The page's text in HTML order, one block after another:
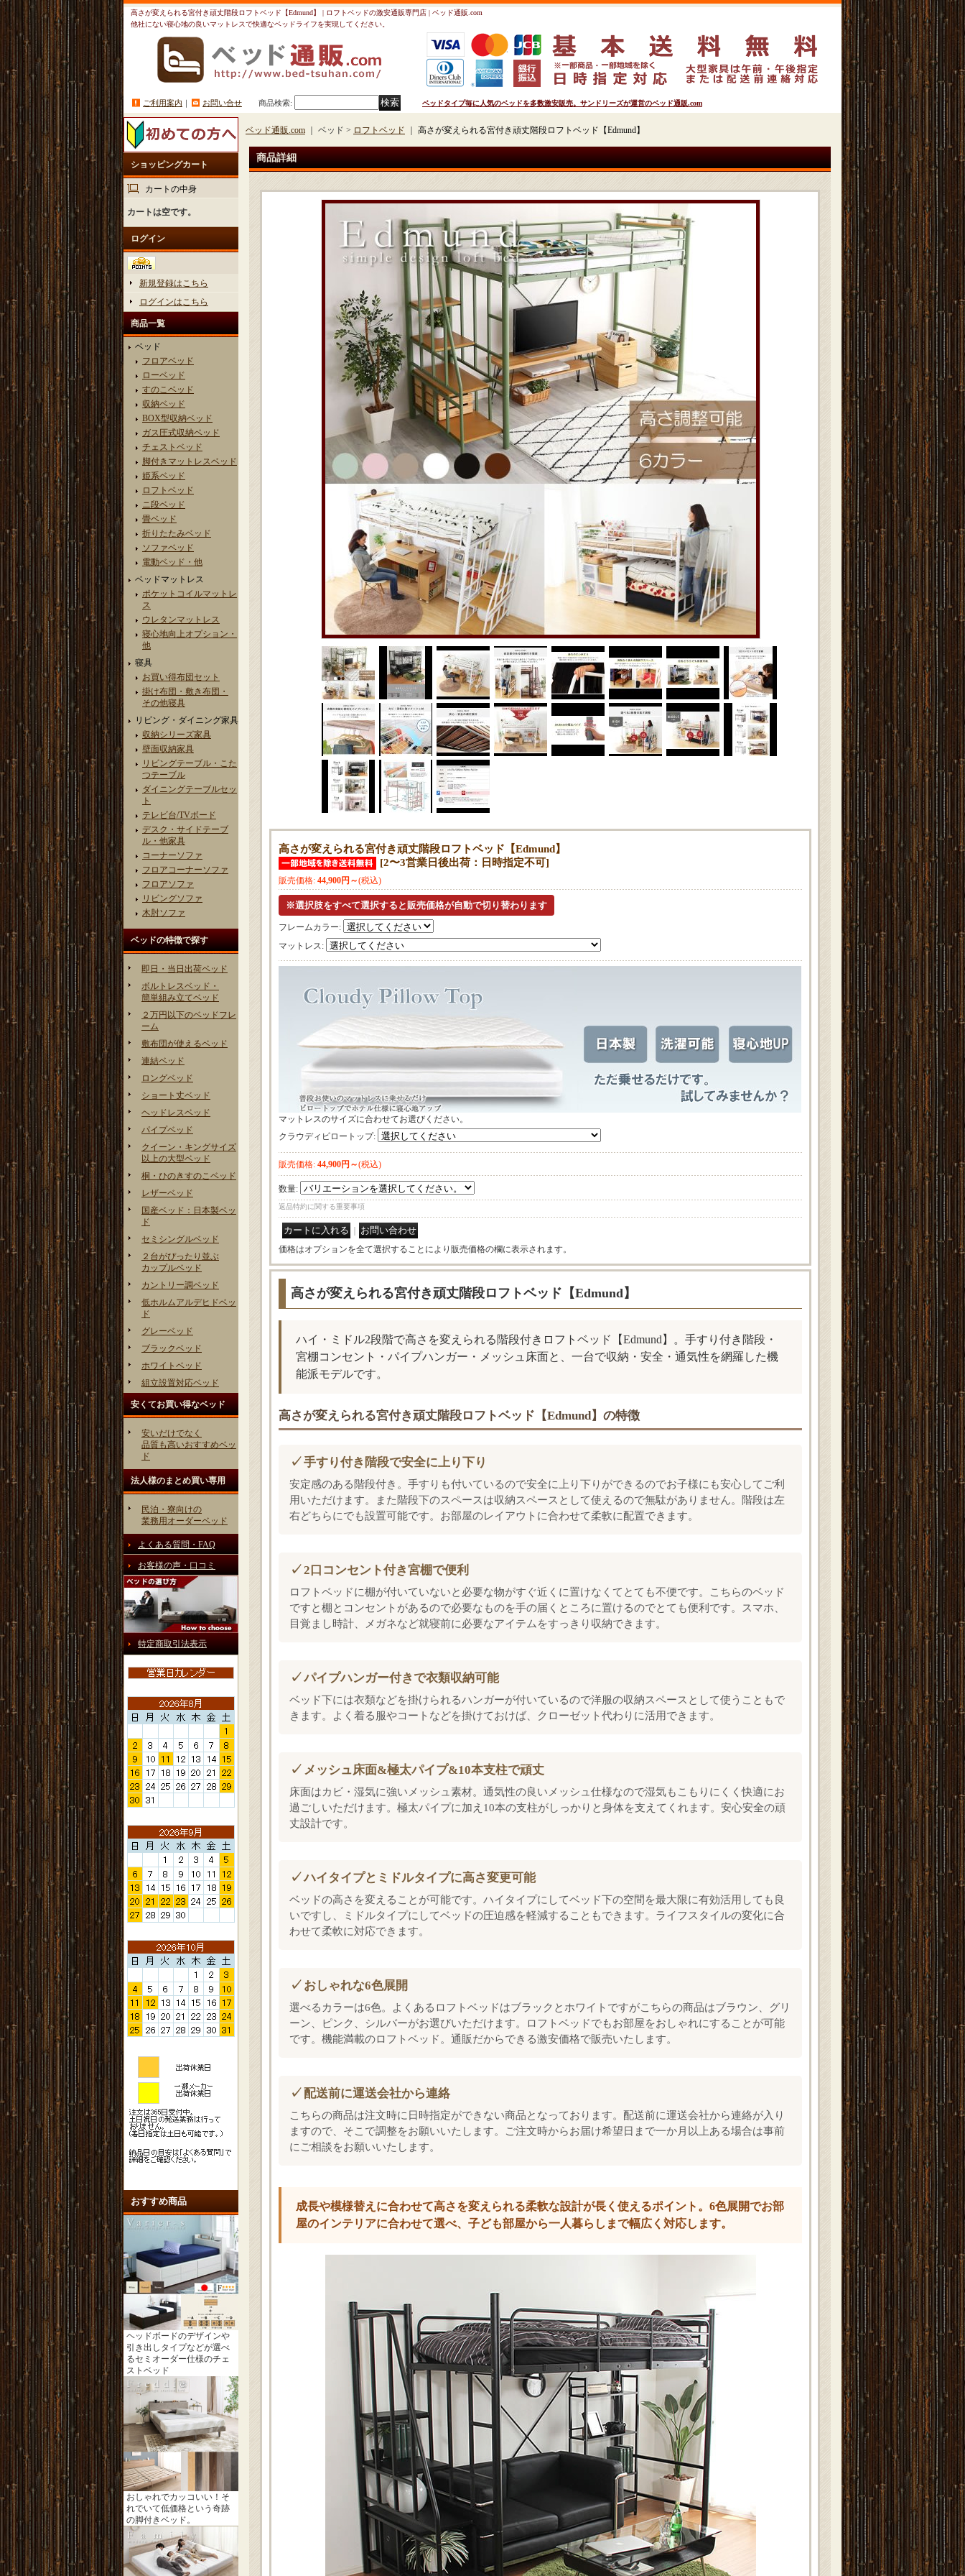
高さが変えられる宮付き頑丈階段ロフトベッド【Edmund】 | ロフトベッドの激安通販専門店 | ベッド通販.com
他社にない寝心地の良いマットレスで快適なベッドライフを実現してください。
ベッドタイプ毎に人気のベッドを多数激安販売。サンドリーズが運営のベッド通販.com
ご利用案内 ｜ お問い合せ 商品検索:
ショッピングカート
カートの中身
カートは空です。
ログイン
新規登録はこちら
ログインはこちら
商品一覧
ベッド
フロアベッド
ローベッド
すのこベッド
収納ベッド
BOX型収納ベッド
ガス圧式収納ベッド
チェストベッド
脚付きマットレスベッド
姫系ベッド
ロフトベッド
ニ段ベッド
畳ベッド
折りたたみベッド
ソファベッド
電動ベッド・他
ベッドマットレス
ポケットコイルマットレ
ス
ウレタンマットレス
寝心地向上オプション・
他
寝具
お買い得布団セット
掛け布団・敷き布団・
その他寝具
リビング・ダイニング家具
収納シリーズ家具
壁面収納家具
リビングテーブル・こた
つテーブル
ダイニングテーブルセッ
ト
テレビ台/TVボード
デスク・サイドテーブ
ル・他家具
コーナーソファ
フロアコーナーソファ
フロアソファ
リビングソファ
木肘ソファ
ベッドの特徴で探す
即日・当日出荷ベッド
ボルトレスベッド・
簡単組み立てベッド
２万円以下のベッドフレ
ーム
敷布団が使えるベッド
連結ベッド
ロングベッド
ショート丈ベッド
ヘッドレスベッド
パイプベッド
クイーン・キングサイズ
以上の大型ベッド
桐・ひのきすのこベッド
レザーベッド
国産ベッド：日本製ベッ
ド
セミシングルベッド
２台がぴったり並ぶ
カップルベッド
カントリー調ベッド
低ホルムアルデヒドベッ
ド
グレーベッド
ブラックベッド
ホワイトベッド
組立設置対応ベッド
安くてお買い得なベッド
安いだけでなく
品質も高いおすすめベッ
ド
法人様のまとめ買い専用
民泊・寮向けの
業務用オーダーベッド
よくある質問・FAQ
お客様の声・口コミ
特定商取引法表示
おすすめ商品
ヘッドボードのデザインや
引き出しタイプなどが選べ
るセミオーダー仕様のチェ
ストベッド
おしゃれでカッコいい！そ
れでいて低価格という奇跡
の脚付きベッド。
ベッド通販.com ｜ ベッド > ロフトベッド 高さが変えられる宮付き頑丈階段ロフトベッド【Edmund】
商品詳細
高さが変えられる宮付き頑丈階段ロフトベッド【Edmund】
[2〜3営業日後出荷：日時指定不可]
販売価格: 44,900円～(税込)
フレームカラー:
マットレス:
マットレスのサイズに合わせてお選びください。
クラウディピロートップ:
販売価格: 44,900円～(税込)
数量:
返品特約に関する重要事項
価格はオプションを全て選択することにより販売価格の欄に表示されます。
高さが変えられる宮付き頑丈階段ロフトベッド【Edmund】
ハイ・ミドル2段階で高さを変えられる階段付きロフトベッド【Edmund】。手すり付き階段・
宮棚コンセント・パイプハンガー・メッシュ床面と、一台で収納・安全・通気性を網羅した機
能派モデルです。
高さが変えられる宮付き頑丈階段ロフトベッド【Edmund】の特徴
手すり付き階段で安全に上り下り
安定感のある階段付き。手すりも付いているので安全に上り下りができるのでお子様にも安心してご利
用いただけます。また階段下のスペースは収納スペースとして使えるので無駄がありません。階段は左
右どちらにでも設置可能です。お部屋のレイアウトに合わせて柔軟に配置できます。
2口コンセント付き宮棚で便利
ロフトベッドに棚が付いていないと必要な物がすぐ近くに置けなくてとても不便です。こちらのベッド
ですと棚とコンセントがあるので必要なものを手の届くところに置けるのでとても便利です。スマホ、
目覚まし時計、メガネなど就寝前に必要なアイテムをすっきり収納できます。
パイプハンガー付きで衣類収納可能
ベッド下には衣類などを掛けられるハンガーが付いているので洋服の収納スペースとして使うこともで
きます。よく着る服やコートなどを掛けておけば、クローゼット代わりに活用できます。
メッシュ床面&極太パイプ&10本支柱で頑丈
床面はカビ・湿気に強いメッシュ素材。通気性の良いメッシュ仕様なので湿気もこもりにくく快適にお
過ごしいただけます。極太パイプに加え10本の支柱がしっかりと身体を支えてくれます。安心安全の頑
丈設計です。
ハイタイプとミドルタイプに高さ変更可能
ベッドの高さを変えることが可能です。ハイタイプにしてベッド下の空間を最大限に有効活用しても良
いですし、ミドルタイプにしてベッドの圧迫感を軽減することもできます。ライフスタイルの変化に合
わせて柔軟に対応できます。
おしゃれな6色展開
選べるカラーは6色。よくあるロフトベッドはブラックとホワイトですがこちらの商品はブラウン、グリ
ーン、ピンク、シルバーがお選びいただけます。ロフトベッドでもお部屋をおしゃれにすることが可能
です。機能満載のロフトベッド。通販だからできる激安価格で販売いたします。
配送前に運送会社から連絡
こちらの商品は注文時に日時指定ができない商品となっております。配送前に運送会社から連絡が入り
ますので、そこで調整をお願いいたします。ご注文時からお届け希望日まで一か月以上ある場合は事前
にご相談をお願いいたします。
成長や模様替えに合わせて高さを変えられる柔軟な設計が長く使えるポイント。6色展開でお部
屋のインテリアに合わせて選べ、子ども部屋から一人暮らしまで幅広く対応します。